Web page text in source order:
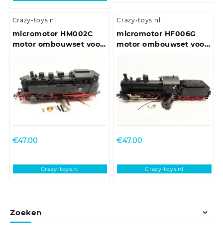
Crazy-toys.nl
micromotor HM002C
motor ombouwset voor
€47.00
Crazy-toys.nl
Crazy-toys.nl
micromotor HF006G
motor ombouwset voor
€47.00
Crazy-toys.nl
Zoeken